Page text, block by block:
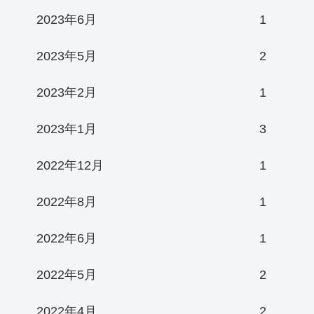
2023年6月 1
2023年5月 2
2023年2月 1
2023年1月 3
2022年12月 1
2022年8月 1
2022年6月 1
2022年5月 2